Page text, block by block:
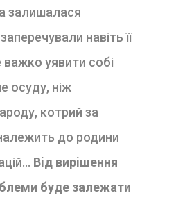
залишалася
навiть її
уявити собi
осуду, нiж
котрий за
до родини
Вiд вирiшення
буде залежати